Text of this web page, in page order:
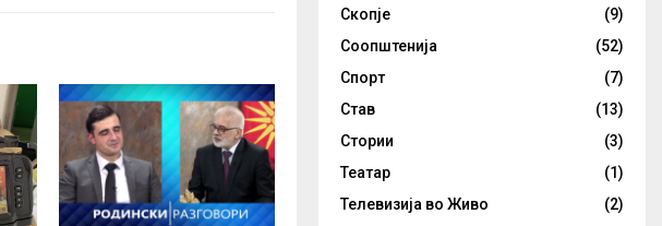
Скопје
(9)
Соопштенија
(52)
Спорт
(7)
Став
(13)
Стории
(3)
Театар
(1)
Телевизија во Живо
(2)